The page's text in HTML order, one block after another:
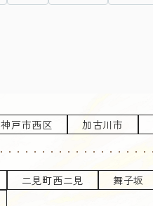
神戸市西区 加古川市
二見町西二見 舞子坂